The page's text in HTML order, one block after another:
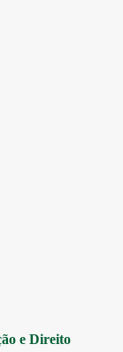
e Direito